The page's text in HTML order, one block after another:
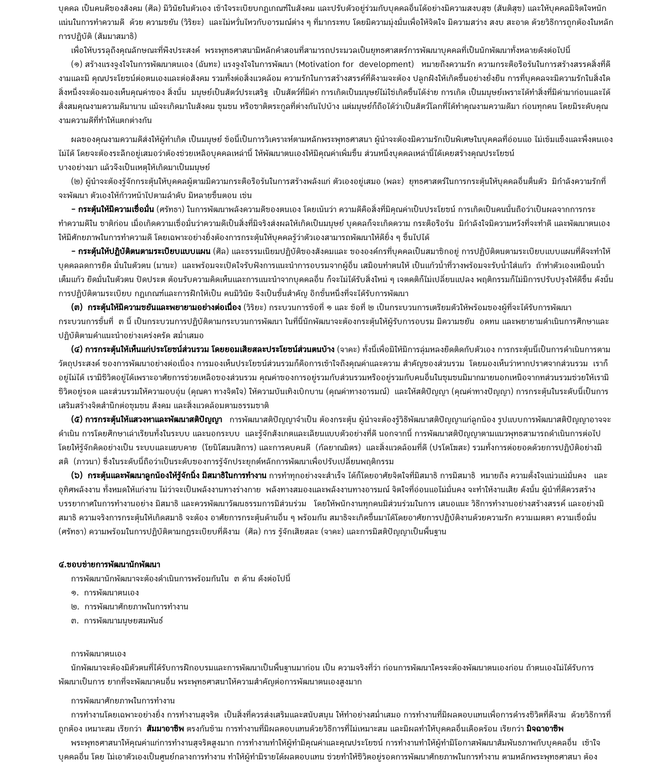
บุคคล เป็นคนดีของสังคม (ศีล) มีวินัยในตัวเอง เข้าใจระเบียบกฎเกณฑ์ในสังคม และปรับตัวอยู่ร่วมกับบุคคลอื่นได้อย่างมีความสงบสุข (สันติสุข) และให้บุคคลมีจิตใจหนัก
แน่นในการทำความดี ด้วย ความขยัน (วิริยะ) และไม่หวั่นไหวกับอารมณ์ต่าง ๆ ที่มากระทบ โดยมีความมุ่งมั่นเพื่อให้จิตใจ มีความสว่าง สงบ สะอาด ด้วยวิธีการถูกต้องในหลัก
การปฏิบัติ (สัมมาสมาธิ)
เพื่อให้บรรลุถึงคุณลักษณะที่พึงประสงค์ พระพุทธศาสนามีหลักคำสอนที่สามารถประมวลเป็นยุทธศาสตร์การพัฒนาบุคคลที่เป็นนักพัฒนาทั้งหลายดังต่อไปนี้
(๑) สร้างแรงจูงใจในการพัฒนาตนเอง (ฉันทะ) แรงจูงใจในการพัฒนา (Motivation for development) หมายถึงความรัก ความกระตือรือร้นในการสร้างสรรคสิ่งที่ดี
งามและมี คุณประโยชน์ต่อตนเองและต่อสังคม รวมทั้งต่อสิ่งแวดล้อม ความรักในการสร้างสรรค์ที่ดีงามจะต้อง ปลูกฝังให้เกิดขึ้นอย่างยั่งยืน การที่บุคคลจะมีความรักในสิ่งใด
สิ่งหนึ่งจะต้องมองเห็นคุณค่าของ สิ่งนั้น มนุษย์เป็นสัตว์ประเสริฐ เป็นสัตว์ที่มีค่า การเกิดเป็นมนุษย์ไม่ใช่เกิดขึ้นได้ง่าย การเกิด เป็นมนุษย์เพราะได้ทำสิ่งที่มีค่ามาก่อนและได้
สั่งสมคุณงามความดีมานาน แม้จะเกิดมาในสังคม ชุมชน หรือชาติตระกูลที่ต่างกันไปบ้าง แต่มนุษย์ก็ถือได้ว่าเป็นสัตว์โลกที่ได้ทำคุณงามความดีมา ก่อนทุกคน โดยมีระดับคุณ
งามความดีที่ทำให้แตกต่างกัน
ผลของคุณงามความดีส่งให้ผู้ทำเกิด เป็นมนุษย์ ข้อนี้เป็นการวิเคราะห์ตามหลักพระพุทธศาสนา ผู้นำจะต้องมีความรักเป็นพิเศษในบุคคลที่อ่อนแอ ไม่เข้มแข็งและพึ่งตนเอง
ไม่ได้ โดยจะต้องระลึกอยู่เสมอว่าต้องช่วยเหลือบุคคลเหล่านี้ ให้พัฒนาตนเองให้มีคุณค่าเพิ่มขึ้น ส่วนหนึ่งบุคคลเหล่านี้ได้เคยสร้างคุณประโยชน์
บางอย่างมา แล้วจึงเป็นเหตุให้เกิดมาเป็นมนุษย์
(๒) ผู้นำจะต้องรู้จักกระตุ้นให้บุคคลผู้ตามมีความกระตือรือร้นในการสร้างพลังแก่ ตัวเองอยู่เสมอ (พละ) ยุทธศาสตร์ในการกระตุ้นให้บุคคลอื่นตื่นตัว มีกำลังความรักที่
จะพัฒนา ตัวเองให้ก้าวหน้าไปตามลำดับ มีหลายขึ้นตอน เช่น
- กระตุ้นให้มีความเชื่อมั่น (ศรัทธา) ในการพัฒนาพลังความดีของตนเอง โดยเน้นว่า ความดีคือสิ่งที่มีคุณค่าเป็นประโยชน์ การเกิดเป็นคนนั้นถือว่าเป็นผลจากการกระ
ทำความดีใน ชาติก่อน เมื่อเกิดความเชื่อมั่นว่าความดีเป็นสิ่งที่มีจริงส่งผลให้เกิดเป็นมนุษย์ บุคคลก็จะเกิดความ กระตือรือร้น มีกำลังใจมีความหวังที่จะทำดี และพัฒนาตนเอง
ให้มีศักยภาพในการทำความดี โดยเฉพาะอย่างยิ่งต้องการกระตุ้นให้บุคคลรู้ว่าตัวเองสามารถพัฒนาให้ดียิ่ง ๆ ขึ้นไปได้
- กระตุ้นให้ปฏิบัติตนตามระเบียบแบบแผน (ศีล) และธรรมเนียมปฏิบัติของสังคมและ ขององค์กรที่บุคคลเป็นสมาชิกอยู่ การปฏิบัติตนตามระเบียบแบบแผนที่ดีจะทำให้
บุคคลลดการยืด มั่นในตัวตน (มานะ) และพร้อมจะเปิดใจรับฟังการแนะนำการอบรมจากผู้อื่น เสมือนทำตนให้ เป็นแก้วน้ำที่วางพร้อมจะรับน้ำใส่แก้ว ถ้าทำตัวเองเหมือนน้ำ
เต็มแก้ว ยึดมั่นในตัวตน ปิดประต ต้อนรับความคิดเห็นและการแนะนำจากบุคคลอื่น ก็จะไม่ได้รับสิ่งใหม่ ๆ เจตคติก็ไม่เปลี่ยนแปลง พฤติกรรมก็ไม่มีการปรับปรุงให้ดีขึ้น ดังนั้น
การปฏิบัติตามระเบียบ กฎเกณฑ์และการฝึกให้เป็น คนมีวินัย จึงเป็นขั้นสำคัญ อีกขั้นหนึ่งที่จะได้รับการพัฒนา
(๓) กระตุ้นให้มีความขยันและพยายามอย่างต่อเนื่อง (วิริยะ) กระบวนการข้อที่ ๑ และ ข้อที่ ๒ เป็นกระบวนการเตรียมตัวให้พร้อมของผู้ที่จะได้รับการพัฒนา
กระบวนการขั้นที่ ๓ นี้ เป็นกระบวนการปฏิบัติตามกระบวนการพัฒนา ในที่นี้นักพัฒนาจะต้องกระตุ้นให้ผู้รับการอบรม มีความขยัน อดทน และพยายามดำเนินการศึกษาและ
ปฏิบัติตามคำแนะนำอย่างเคร่งครัด สม่ำเสมอ
(๔) การกระตุ้นให้เห็นแก่ประโยชน์ส่วนรวม โดยยอมเสียสละประโยชน์ส่วนตนบ้าง (จาคะ) ทั้งนี้เพื่อมีให้มีการลุ่มหลงยึดติดกับตัวเอง การกระตุ้นนี้เป็นการดำเนินการตาม
วัตถุประสงค์ ของการพัฒนาอย่างต่อเนื่อง การมองเห็นประโยชน์ส่วนรวมก็คือการเข้าใจถึงคุณค่าและความ สำคัญของส่วนรวม โดยมองเห็นว่าหากปราศจากส่วนรวม เราก็
อยู่ไม่ได้ เรามีชีวิตอยู่ได้เพราะอาศัยการช่วยเหลือของส่วนรวม คุณค่าของการอยู่รวมกับส่วนรวมหรืออยู่รวมกับคนอื่นในชุมชนมีมากมายนอกเหนือจากทส่วนรวมช่วยให้เรามี
ชีวิตอยู่รอด และส่วนรวมให้ความอบอุ่น (คุณคา ทางจิตใจ) ให้ความบันเทิงเบิกบาน (คุณค่าทางอารมณ์) และให้สติปัญญา (คุณค่าทางปัญญา) การกระตุ้นในระดับนี้เป็นการ
เสริมสร้างจิตสำนึกต่อชุมชน สังคม และสิ่งแวดล้อมตามธรรมชาติ
(๕) การกระตุ้นให้แสวงหาและพัฒนาสติปัญญา การพัฒนาสติปัญญาจำเป็น ต้องกระตุ้น ผู้นำจะต้องรู้วิธีพัฒนาสติปัญญาแก่ลูกน้อง รูปแบบการพัฒนาสติปัญญาอาจจะ
ดำเนิน การโดยศึกษาเล่าเรียนทั้งในระบบ และนอกระบบ และรู้จักสังเกตและเลียนแบบตัวอย่างที่ดี นอกจากนี้ การพัฒนาสติปัญญาตามแนวพุทธสามารถดำเนินการต่อไป
โดยให้รู้จักคิดอย่างเป็น ระบบและแยบคาย (โยนิโสมนสิการ) และการคบคนดี (กัลยาณมิตร) และสิ่งแวดล้อมที่ดี (ปรโตโฆสะ) รวมทั้งการต่อยอดด้วยการปฏิบัติอย่างมี
สติ (ภาวนา) ซึ่งในระดับนี้ถือว่าเป็นระดับของการรู้จักประยุกต์หลักการพัฒนาเพื่อปรับเปลี่ยนพฤติกรรม
(๖) กระตุ้นและพัฒนาลูกน้องให้รู้จักนิ่ง มีสมาธิในการทำงาน การทำทุกอย่างจะสำเร็จ ได้ก็โดยอาศัยจิตใจที่มีสมาธิ การมีสมาธิ หมายถึง ความตั้งใจแน่วแน่มั่นคง และ
อุทิศพลังงาน ทั้งหมดให้แก่งาน ไม่ว่าจะเป็นพลังงานทางร่างกาย พลังทางสมองและพลังงานทางอารมณ์ จิตใจที่อ่อนแอไม่มั่นคง จะทำให้งานเสีย ดังนั้น ผู้นำที่ดีควรสร้าง
บรรยากาศในการทำงานอย่าง มีสมาธิ และควรพัฒนาวัฒนธรรมการมีส่วนร่วม โดยให้พนักงานทุกคนมีส่วนร่วมในการ เสนอแนะ วิธีการทำงานอย่างสร้างสรรค์ และอย่างมี
สมาธิ ความจริงการกระตุ้นให้เกิดสมาธิ จะต้อง อาศัยการกระตุ้นด้านอื่น ๆ พร้อมกัน สมาธิจะเกิดขึ้นมาได้โดยอาศัยการปฏิบัติงานด้วยความรัก ความเมตตา ความเชื่อมั่น
(ศรัทธา) ความพร้อมในการปฏิบัติตามกฎระเบียบที่ดีงาม (ศีล) การ รู้จักเสียสละ (จาคะ) และการมีสติปัญญาเป็นพื้นฐาน
๔.ขอบข่ายการพัฒนานักพัฒนา
การพัฒนานักพัฒนาจะต้องดำเนินการพร้อมกันใน ๓ ด้าน ดังต่อไปนี้
๑. การพัฒนาตนเอง
๒. การพัฒนาศักยภาพในการทำงาน
๓. การพัฒนามนุษยสมพันธ์
การพัฒนาตนเอง
นักพัฒนาจะต้องมีตัวตนที่ได้รับการฝึกอบรมและการพัฒนาเป็นพื้นฐานมาก่อน เป็น ความจริงที่ว่า ก่อนการพัฒนาใครจะต้องพัฒนาตนเองก่อน ถ้าตนเองไม่ได้รับการ
พัฒนาเป็นการ ยากที่จะพัฒนาคนอื่น พระพุทธศาสนาให้ความสำคัญต่อการพัฒนาตนเองสูงมาก
การพัฒนาศักยภาพในการทำงาน
การทำงานโดยเฉพาะอย่างยิ่ง การทำงานสุจริต เป็นสิ่งที่ควรส่งเสริมและสนับสนุน ให้ทำอย่างสม่ำเสมอ การทำงานที่มีผลตอบแทนเพื่อการดำรงชีวิตที่ดีงาม ด้วยวิธีการที่
ถูกต้อง เหมาะสม เรียกว่า สัมมาอาชีพ ตรงกันข้าม การทำงานที่มีผลตอบแทนด้วยวิธีการที่ไม่เหมาะสม และมีผลทำให้บุคคลอื่นเดือดร้อน เรียกว่า มิจฉาอาชีพ
พระพุทธศาสนาให้คุณค่าแก่การทำงานสุจริตสูงมาก การทำงานทำให้ผู้ทำมีคุณค่าและคุณประโยชน์ การทำงานทำให้ผู้ทำมีโอกาสพัฒนาสัมพันธภาพกับบุคคลอื่น เข้าใจ
บุคคลอื่น โดย ไม่เอาตัวเองเป็นศูนย์กลางการทำงาน ทำให้ผู้ทำมีรายได้ผลตอบแทน ช่วยทำให้ชีวิตอยู่รอดการพัฒนาศักยภาพในการทำงาน ตามหลักพระพุทธศาสนา ต้อง